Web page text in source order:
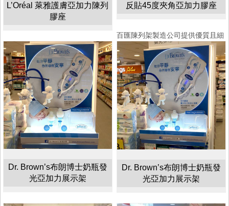
L’Oréal 萊雅護膚亞加力陳列
膠座
反貼45度夾角亞加力膠座
Dr. Brown’s布朗博士奶瓶發
光亞加力展示架
Dr. Brown’s布朗博士奶瓶發
光亞加力展示架
百匯陳列架製造公司提供優質且細